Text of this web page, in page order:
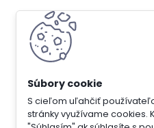
S cieľom uľahčiť
stránky využívame cookies.